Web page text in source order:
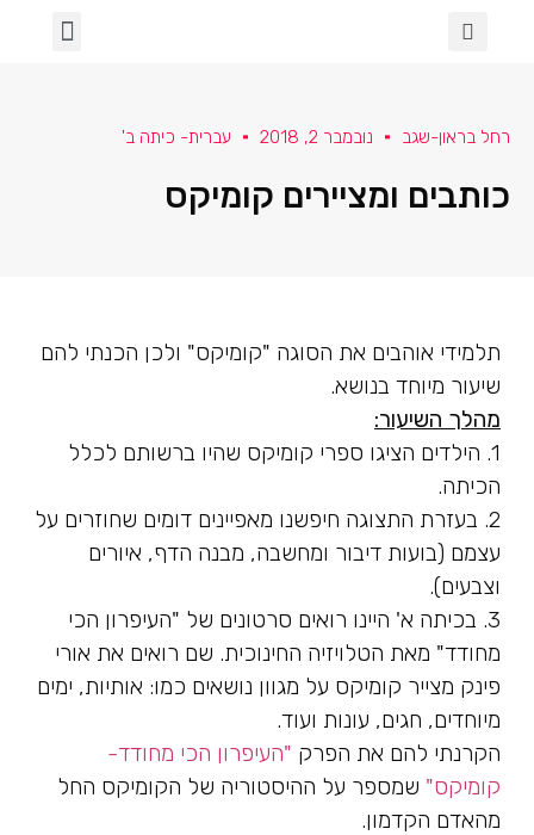
רחל בראון-שגב נובמבר 2, 2018 עברית- כיתה ב'
כותבים ומציירים קומיקס
תלמידי אוהבים את הסוגה "קומיקס" ולכן הכנתי להם
שיעור מיוחד בנושא.
מהלך השיעור:
1. הילדים הציגו ספרי קומיקס שהיו ברשותם לכלל
הכיתה.
2. בעזרת התצוגה חיפשנו מאפיינים דומים שחוזרים על
עצמם (בועות דיבור ומחשבה, מבנה הדף, איורים
וצבעים).
3. בכיתה א' היינו רואים סרטונים של "העיפרון הכי
מחודד" מאת הטלויזיה החינוכית. שם רואים את אורי
פינק מצייר קומיקס על מגוון נושאים כמו: אותיות, ימים
מיוחדים, חגים, עונות ועוד.
הקרנתי להם את הפרק "העיפרון הכי מחודד-
קומיקס" שמספר על ההיסטוריה של הקומיקס החל
מהאדם הקדמון.